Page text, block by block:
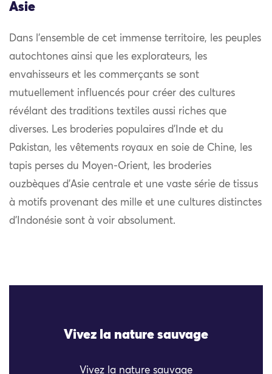
Asie
Dans l’ensemble de cet immense territoire, les peuples
autochtones ainsi que les explorateurs, les
envahisseurs et les commerçants se sont
mutuellement influencés pour créer des cultures
révélant des traditions textiles aussi riches que
diverses. Les broderies populaires d’Inde et du
Pakistan, les vêtements royaux en soie de Chine, les
tapis perses du Moyen-Orient, les broderies
ouzbèques d’Asie centrale et une vaste série de tissus
à motifs provenant des mille et une cultures distinctes
d’Indonésie sont à voir absolument.
Vivez la nature sauvage
Vivez la nature sauvage